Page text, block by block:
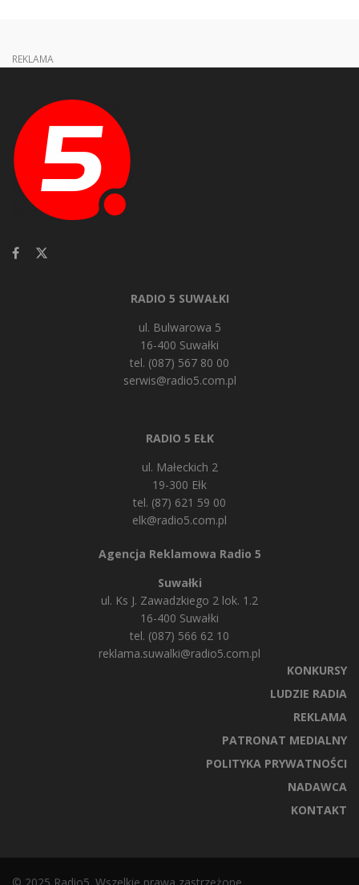
REKLAMA
RADIO 5 SUWAŁKI
ul. Bulwarowa 5
16-400 Suwałki
tel. (087) 567 80 00
serwis@radio5.com.pl
RADIO 5 EŁK
ul. Małeckich 2
19-300 Ełk
tel. (87) 621 59 00
elk@radio5.com.pl
Agencja Reklamowa Radio 5
Suwałki
ul. Ks J. Zawadzkiego 2 lok. 1.2
16-400 Suwałki
tel. (087) 566 62 10
reklama.suwalki@radio5.com.pl
KONKURSY
LUDZIE RADIA
REKLAMA
PATRONAT MEDIALNY
POLITYKA PRYWATNOŚCI
NADAWCA
KONTAKT